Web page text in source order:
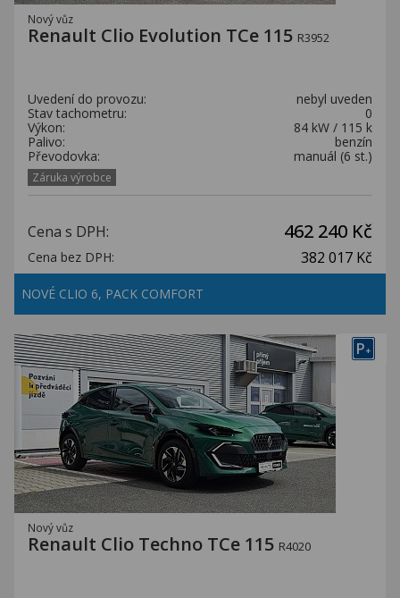
Nový vůz
Renault Clio Evolution TCe 115 R3952
Uvedení do provozu:
nebyl uveden
Stav tachometru:
0
Výkon:
84 kW / 115 k
Palivo:
benzín
Převodovka:
manuál (6 st.)
Záruka výrobce
Cena s DPH: 462 240 Kč
Cena bez DPH: 382 017 Kč
NOVÉ CLIO 6, PACK COMFORT
P+
Nový vůz
Renault Clio Techno TCe 115 R4020